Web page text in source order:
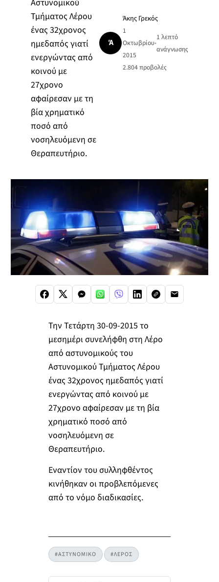
Αστυνομικού
Τμήματος Λέρου
ένας 32χρονος
ημεδαπός γιατί
ενεργώντας από
κοινού με
27χρονο
αφαίρεσαν με τη
βία χρηματικό
ποσό από
νοσηλευόμενη σε
Θεραπευτήριο.
Ά
Άκης Γρεκός
1
Οκτωβρίου
2015
•
1 λεπτό
ανάγνωσης
2.804προβολές
Την Τετάρτη 30-09-2015 το
μεσημέρι συνελήφθη στη Λέρο
από αστυνομικούς του
Αστυνομικού Τμήματος Λέρου
ένας 32χρονος ημεδαπός γιατί
ενεργώντας από κοινού με
27χρονο αφαίρεσαν με τη βία
χρηματικό ποσό από
νοσηλευόμενη σε
Θεραπευτήριο.
Εναντίον του συλληφθέντος
κινήθηκαν οι προβλεπόμενες
από το νόμο διαδικασίες.
#ΑΣΤΥΝΟΜΙΚΟ #ΛΕΡΟΣ